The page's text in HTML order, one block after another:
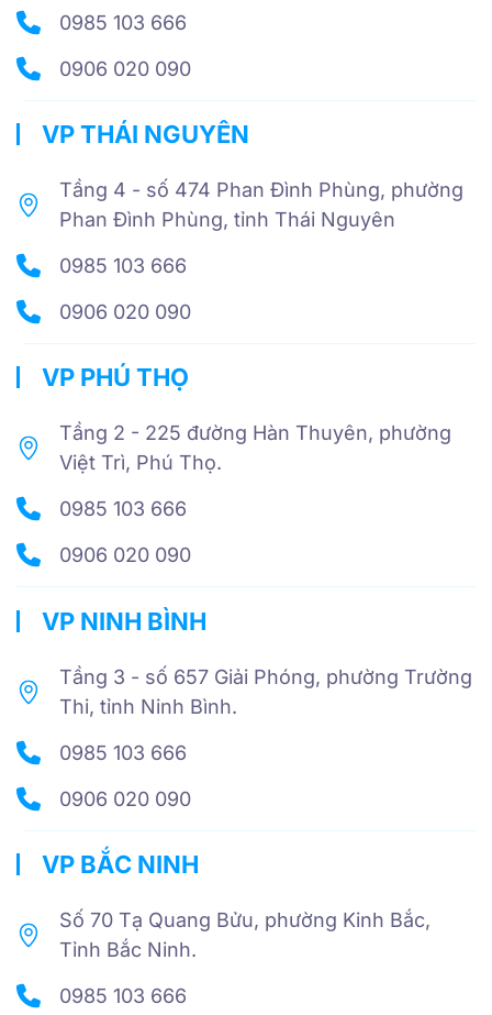
0985 103 666
0906 020 090
VP THÁI NGUYÊN
Tầng 4 - số 474 Phan Đình Phùng, phường
Phan Đình Phùng, tỉnh Thái Nguyên
0985 103 666
0906 020 090
VP PHÚ THỌ
Tầng 2 - 225 đường Hàn Thuyên, phường
Việt Trì, Phú Thọ.
0985 103 666
0906 020 090
VP NINH BÌNH
Tầng 3 - số 657 Giải Phóng, phường Trường
Thi, tỉnh Ninh Bình.
0985 103 666
0906 020 090
VP BẮC NINH
Số 70 Tạ Quang Bửu, phường Kinh Bắc,
Tỉnh Bắc Ninh.
0985 103 666